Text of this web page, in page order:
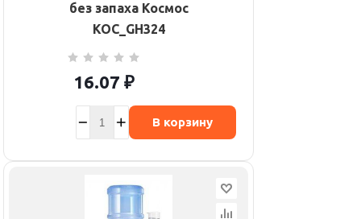
без запаха Космос
KOC_GH324
16.07 ₽
В корзину